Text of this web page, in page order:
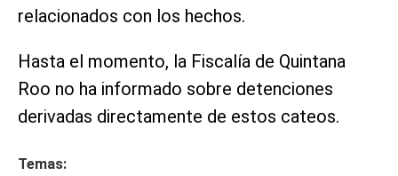
relacionados con los hechos.
Hasta el momento, la Fiscalía de Quintana
Roo no ha informado sobre detenciones
derivadas directamente de estos cateos.
Temas: